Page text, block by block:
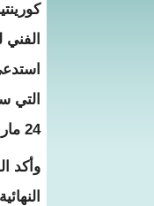
الفني
التي
24 مارس/آذار الجاري.
وأكد